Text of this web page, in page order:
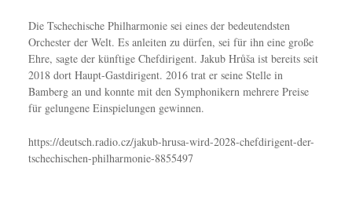
Die Tschechische Philharmonie sei eines der bedeutendsten
Orchester der Welt. Es anleiten zu dürfen, sei für ihn eine große
Ehre, sagte der künftige Chefdirigent. Jakub Hrůša ist bereits seit
2018 dort Haupt-Gastdirigent. 2016 trat er seine Stelle in
Bamberg an und konnte mit den Symphonikern mehrere Preise
für gelungene Einspielungen gewinnen.
https://deutsch.radio.cz/jakub-hrusa-wird-2028-chefdirigent-der-
tschechischen-philharmonie-8855497